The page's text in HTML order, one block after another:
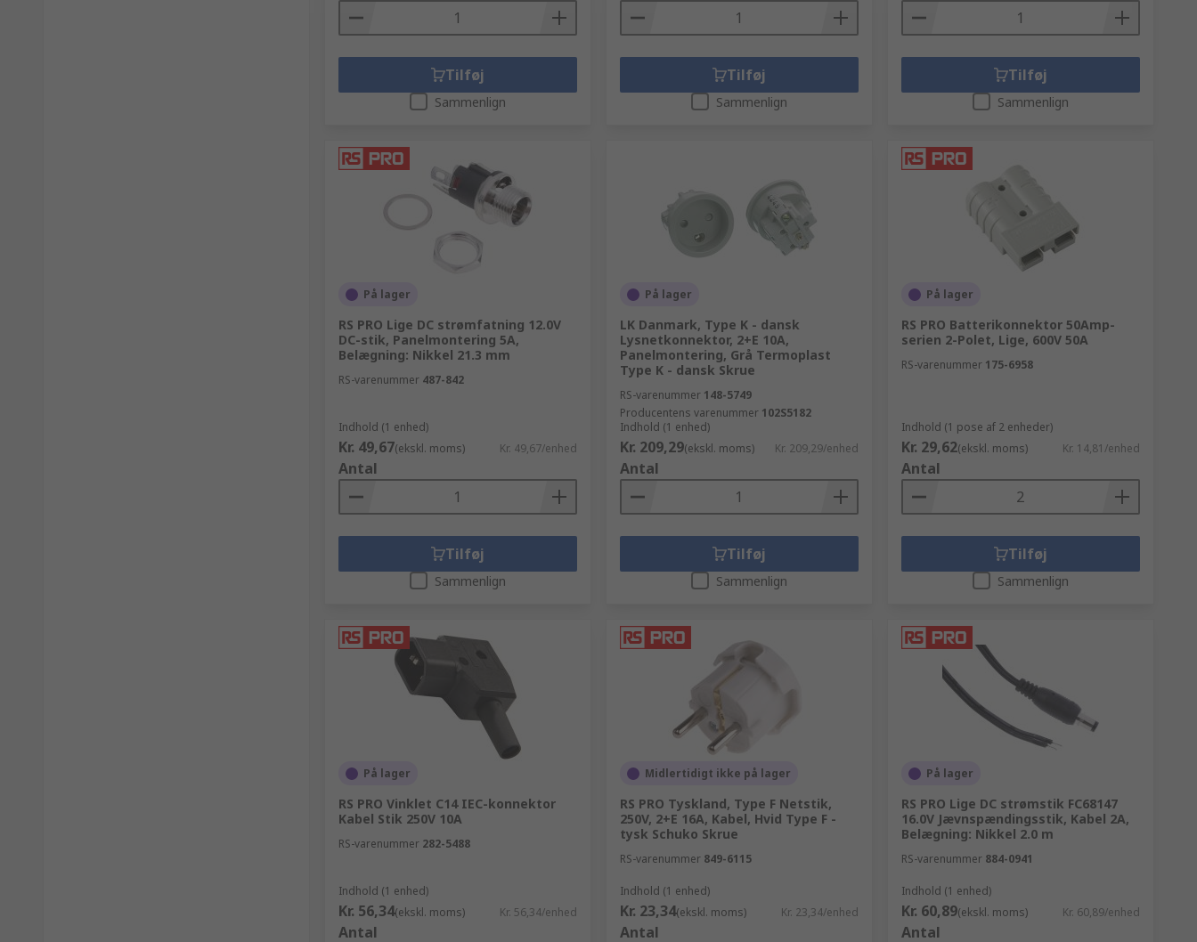
Tilføj
Sammenlign
Tilføj
Sammenlign
Tilføj
Sammenlign
På lager
RS PRO Lige DC strømfatning 12.0V
DC-stik, Panelmontering 5A,
Belægning: Nikkel 21.3 mm
RS-varenummer 487-842
Indhold (1 enhed)
Kr. 49,67(ekskl. moms) Kr. 49,67/enhed
Antal
Tilføj
Sammenlign
På lager
LK Danmark, Type K - dansk
Lysnetkonnektor, 2+E 10A,
Panelmontering, Grå Termoplast
Type K - dansk Skrue
RS-varenummer 148-5749
Producentens varenummer 102S5182
Indhold (1 enhed)
Kr. 209,29(ekskl. moms) Kr. 209,29/enhed
Antal
Tilføj
Sammenlign
På lager
RS PRO Batterikonnektor 50Amp-
serien 2-Polet, Lige, 600V 50A
RS-varenummer 175-6958
Indhold (1 pose af 2 enheder)
Kr. 29,62(ekskl. moms) Kr. 14,81/enhed
Antal
Tilføj
Sammenlign
På lager
RS PRO Vinklet C14 IEC-konnektor
Kabel Stik 250V 10A
RS-varenummer 282-5488
Indhold (1 enhed)
Kr. 56,34(ekskl. moms) Kr. 56,34/enhed
Antal
Midlertidigt ikke på lager
RS PRO Tyskland, Type F Netstik,
250V, 2+E 16A, Kabel, Hvid Type F -
tysk Schuko Skrue
RS-varenummer 849-6115
Indhold (1 enhed)
Kr. 23,34(ekskl. moms) Kr. 23,34/enhed
Antal
På lager
RS PRO Lige DC strømstik FC68147
16.0V Jævnspændingsstik, Kabel 2A,
Belægning: Nikkel 2.0 m
RS-varenummer 884-0941
Indhold (1 enhed)
Kr. 60,89(ekskl. moms) Kr. 60,89/enhed
Antal